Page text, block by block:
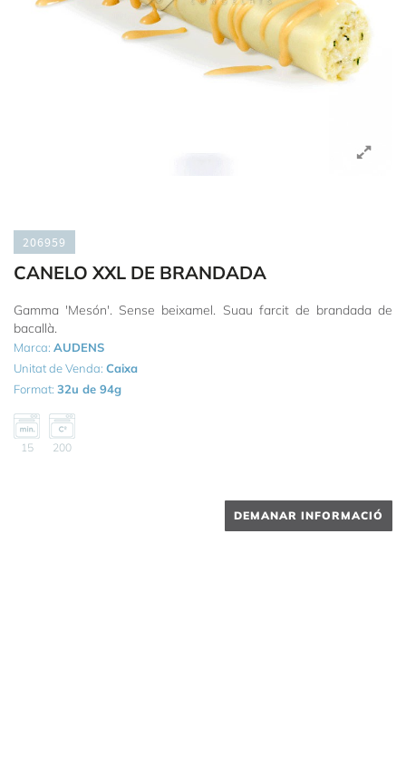
206959
CANELO XXL DE BRANDADA
Gamma 'Mesón'. Sense beixamel. Suau farcit de brandada de
bacallà.
Marca: AUDENS
Unitat de Venda: Caixa
Format: 32u de 94g
15 200
DEMANAR INFORMACIÓ